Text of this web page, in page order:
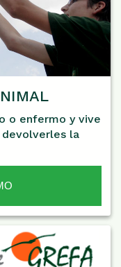
o enfermo y vive
devolverles la